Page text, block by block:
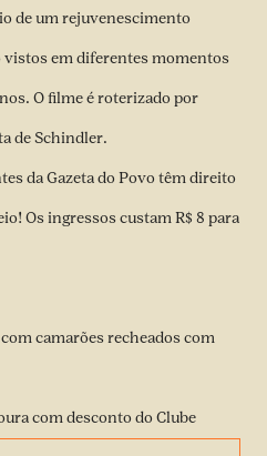
de um rejuvenescimento
em diferentes momentos
O filme é roterizado por
de Schindler.
da Gazeta do Povo têm direito
Os ingressos custam R$ 8 para
camarões recheados com
com desconto do Clube